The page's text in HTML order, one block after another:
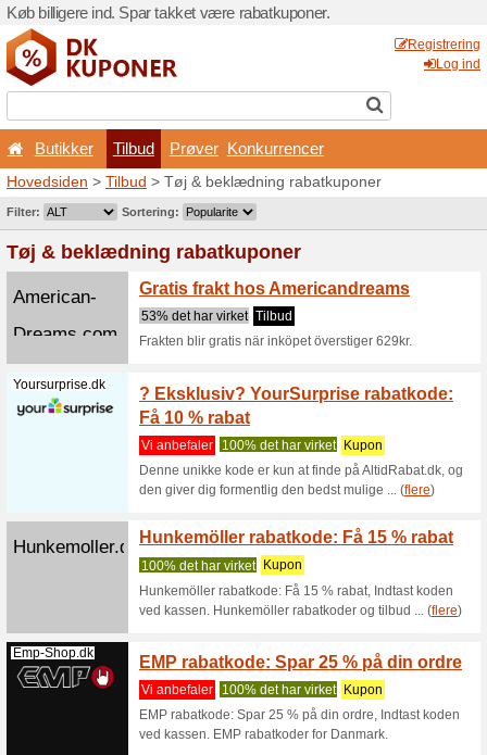
Køb billigere ind. Spar
Butikker
Hovedsiden>Tilbud> Tøj
Filter: Sortering:
Tøj & beklædning
American-
Gratis